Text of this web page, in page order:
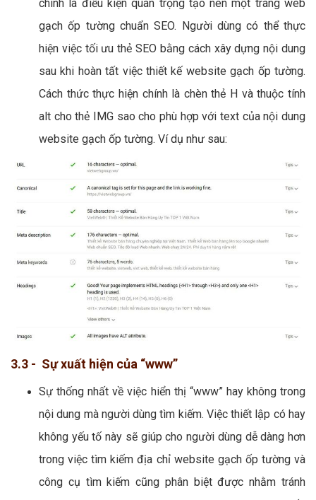
chính là điều kiện quan trọng tạo nên một trang web
gạch ốp tường chuẩn SEO. Người dùng có thể thực
hiện việc tối ưu thẻ SEO bằng cách xây dựng nội dung
sau khi hoàn tất việc thiết kế website gạch ốp tường.
Cách thức thực hiện chính là chèn thẻ H và thuộc tính
alt cho thẻ IMG sao cho phù hợp với text của nội dung
website gạch ốp tường. Ví dụ như sau:
3.3 - Sự xuất hiện của “www”
Sự thống nhất về việc hiển thị “www” hay không trong
nội dung mà người dùng tìm kiếm. Việc thiết lập có hay
không yếu tố này sẽ giúp cho người dùng dễ dàng hơn
trong việc tìm kiếm địa chỉ website gạch ốp tường và
công cụ tìm kiếm cũng phân biệt được nhằm tránh